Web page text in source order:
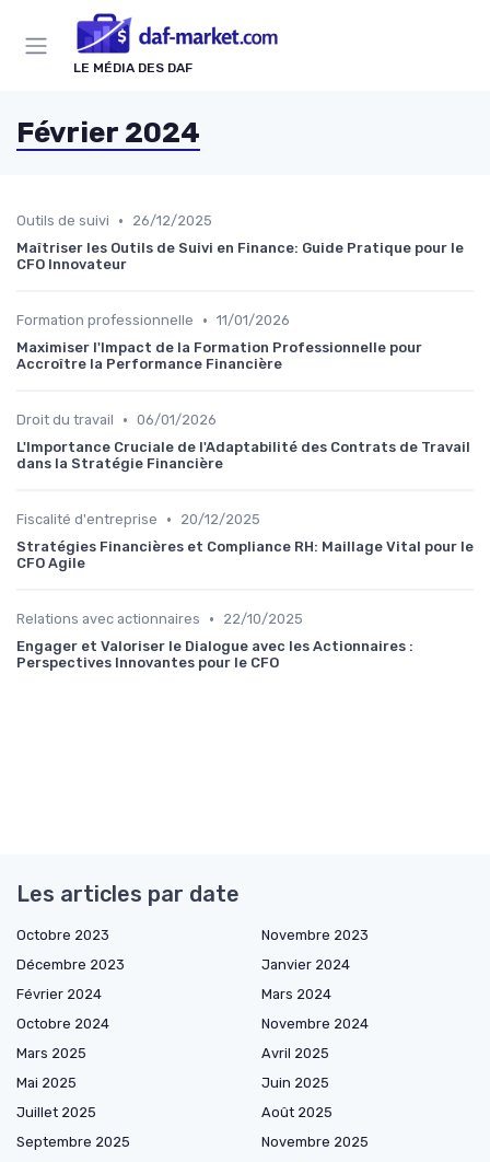
LE MÉDIA DES DAF
Février 2024
Outils de suivi •
26/12/2025
Maîtriser les Outils de Suivi en Finance: Guide Pratique pour le
CFO Innovateur
Formation professionnelle • 11/01/2026
Maximiser l'Impact de la Formation Professionnelle pour
Accroître la Performance Financière
Droit du travail • 06/01/2026
L'Importance Cruciale de l'Adaptabilité des Contrats de Travail
dans la Stratégie Financière
Fiscalité d'entreprise •
20/12/2025
Stratégies Financières et Compliance RH: Maillage Vital pour le
CFO Agile
Relations avec actionnaires •
22/10/2025
Engager et Valoriser le Dialogue avec les Actionnaires :
Perspectives Innovantes pour le CFO
Les articles par date
Octobre 2023
Novembre 2023
Décembre 2023
Janvier 2024
Février 2024
Mars 2024
Octobre 2024
Novembre 2024
Mars 2025
Avril 2025
Mai 2025
Juin 2025
Juillet 2025
Août 2025
Septembre 2025
Novembre 2025
Panneau de gestion des cookies